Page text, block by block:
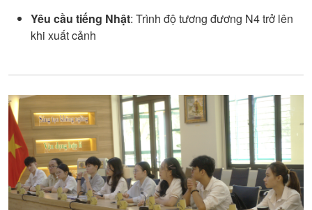
Yêu cầu tiếng Nhật: Trình độ tương đương N4 trở lên
khi xuất cảnh